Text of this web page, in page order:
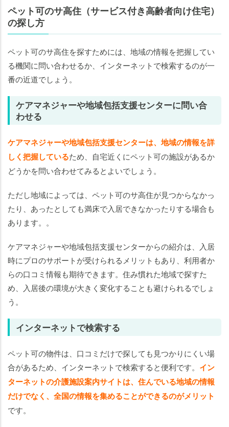
ペット可のサ高住（サービス付き高齢者向け住宅）
の探し方
ペット可のサ高住を探すためには、地域の情報を把握してい
る機関に問い合わせるか、インターネットで検索するのが一
番の近道でしょう。
ケアマネジャーや地域包括支援センターに問い合
わせる
ケアマネジャーや地域包括支援センターは、地域の情報を詳
しく把握しているため、自宅近くにペット可の施設があるか
どうかを問い合わせてみるとよいでしょう。
ただし地域によっては、ペット可のサ高住が見つからなかっ
たり、あったとしても満床で入居できなかったりする場合も
あります。。
ケアマネジャーや地域包括支援センターからの紹介は、入居
時にプロのサポートが受けられるメリットもあり、利用者か
らの口コミ情報も期待できます。住み慣れた地域で探すた
め、入居後の環境が大きく変化することも避けられるでしょ
う。
インターネットで検索する
ペット可の物件は、口コミだけで探しても見つかりにくい場
合があるため、インターネットで検索すると便利です。 イン
ターネットの介護施設案内サイトは、住んでいる地域の情報
だけでなく、全国の情報を集めることができるのがメリット
です。